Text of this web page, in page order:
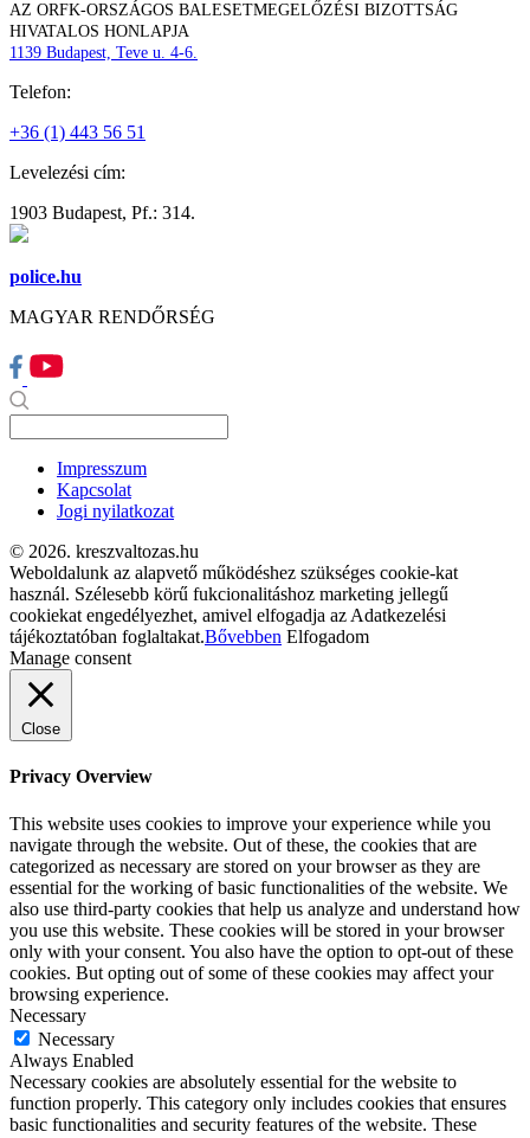
AZ ORFK-ORSZÁGOS BALESETMEGELŐZÉSI BIZOTTSÁG
HIVATALOS HONLAPJA
1139 Budapest, Teve u. 4-6.
Telefon:
+36 (1) 443 56 51
Levelezési cím:
1903 Budapest, Pf.: 314.
police.hu
MAGYAR RENDŐRSÉG
Impresszum
Kapcsolat
Jogi nyilatkozat
© 2026. kreszvaltozas.hu
Weboldalunk az alapvető működéshez szükséges cookie-kat
használ. Szélesebb körű fukcionalitáshoz marketing jellegű
cookiekat engedélyezhet, amivel elfogadja az Adatkezelési
tájékoztatóban foglaltakat.Bővebben Elfogadom
Manage consent
Close
Privacy Overview
This website uses cookies to improve your experience while you
navigate through the website. Out of these, the cookies that are
categorized as necessary are stored on your browser as they are
essential for the working of basic functionalities of the website. We
also use third-party cookies that help us analyze and understand how
you use this website. These cookies will be stored in your browser
only with your consent. You also have the option to opt-out of these
cookies. But opting out of some of these cookies may affect your
browsing experience.
Necessary
Necessary
Always Enabled
Necessary cookies are absolutely essential for the website to
function properly. This category only includes cookies that ensures
basic functionalities and security features of the website. These